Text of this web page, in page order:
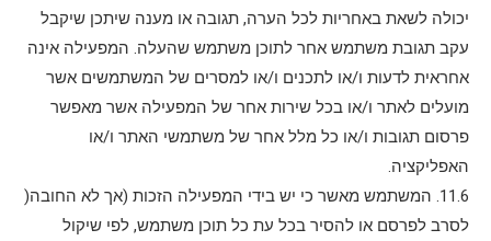
יכולה לשאת באחריות לכל הערה, תגובה או מענה שיתכן שיקבל
עקב תגובת משתמש אחר לתוכן משתמש שהעלה. המפעילה אינה
אחראית לדעות ו/או לתכנים ו/או למסרים של המשתמשים אשר
מועלים לאתר ו/או בכל שירות אחר של המפעילה אשר מאפשר
פרסום תגובות ו/או כל מלל אחר של משתמשי האתר ו/או
האפליקציה.
11.6. המשתמש מאשר כי יש בידי המפעילה הזכות (אך לא החובה(
לסרב לפרסם או להסיר בכל עת כל תוכן משתמש, לפי שיקול